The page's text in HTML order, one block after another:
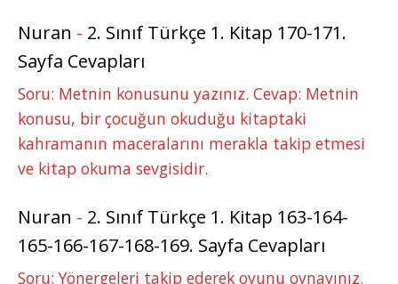
Nuran - 2. Sınıf Türkçe 1. Kitap 170-171.
Sayfa Cevapları
Soru: Metnin konusunu yazınız. Cevap: Metnin
konusu, bir çocuğun okuduğu kitaptaki
kahramanın maceralarını merakla takip etmesi
ve kitap okuma sevgisidir.
Nuran - 2. Sınıf Türkçe 1. Kitap 163-164-
165-166-167-168-169. Sayfa Cevapları
Soru: Yönergeleri takip ederek oyunu oynayınız.